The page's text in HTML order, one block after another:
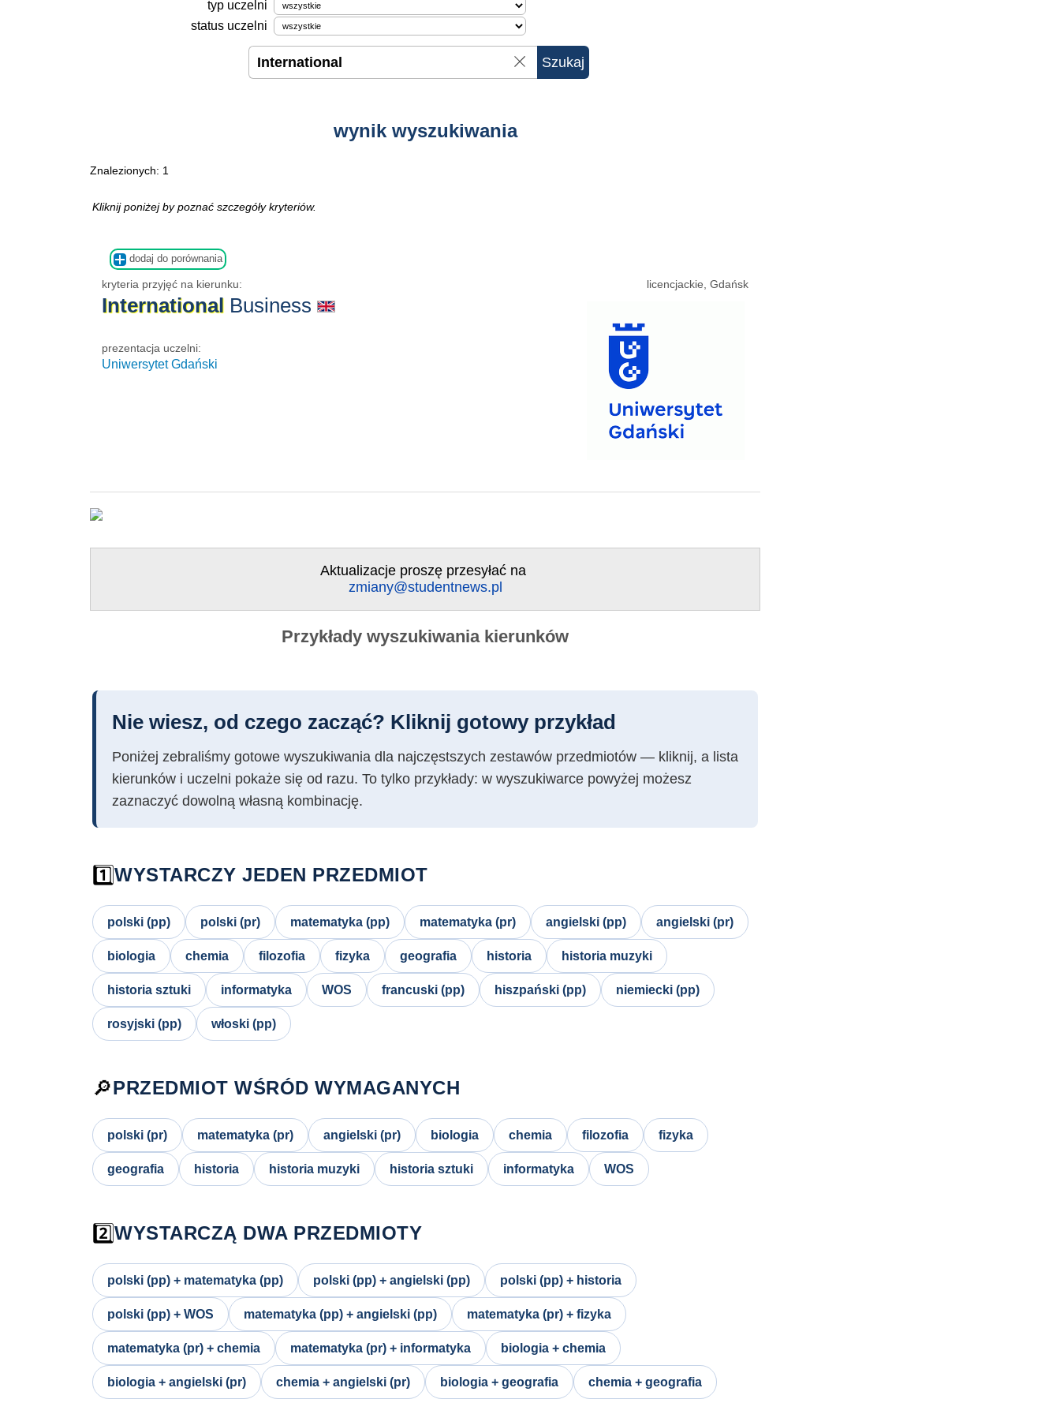
typ uczelni
status uczelni
wynik wyszukiwania
Znalezionych: 1
Kliknij poniżej by poznać szczegóły kryteriów.
dodaj do porównania
licencjackie, Gdańsk
kryteria przyjęć na kierunku:
International Business
prezentacja uczelni:
Uniwersytet Gdański
Aktualizacje proszę przesyłać na
zmiany@studentnews.pl
Przykłady wyszukiwania kierunków
Nie wiesz, od czego zacząć? Kliknij gotowy przykład
Poniżej zebraliśmy gotowe wyszukiwania dla najczęstszych zestawów przedmiotów — kliknij, a lista
kierunków i uczelni pokaże się od razu. To tylko przykłady: w wyszukiwarce powyżej możesz
zaznaczyć dowolną własną kombinację.
1️⃣WYSTARCZY JEDEN PRZEDMIOT
polski (pp) polski (pr) matematyka (pp) matematyka (pr) angielski (pp) angielski (pr)
biologia chemia filozofia fizyka geografia historia historia muzyki
historia sztuki informatyka WOS francuski (pp) hiszpański (pp) niemiecki (pp)
rosyjski (pp) włoski (pp)
🔎PRZEDMIOT WŚRÓD WYMAGANYCH
polski (pr) matematyka (pr) angielski (pr) biologia chemia filozofia fizyka
geografia historia historia muzyki historia sztuki informatyka WOS
2️⃣WYSTARCZĄ DWA PRZEDMIOTY
polski (pp) + matematyka (pp) polski (pp) + angielski (pp) polski (pp) + historia
polski (pp) + WOS matematyka (pp) + angielski (pp) matematyka (pr) + fizyka
matematyka (pr) + chemia matematyka (pr) + informatyka biologia + chemia
biologia + angielski (pr) chemia + angielski (pr) biologia + geografia chemia + geografia